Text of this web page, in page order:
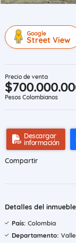
Google
Street View
Precio de venta
Pesos Colombianos
Descargar
información
Compartir
Detalles del
País: Colombia
Departamento: